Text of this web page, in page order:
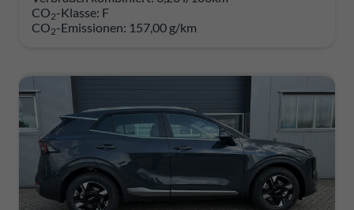
CO2-Klasse: F
CO2-Emissionen: 157,00 g/km